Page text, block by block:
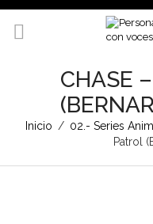
CHASE
Inicio / 02.- Series
Patrol